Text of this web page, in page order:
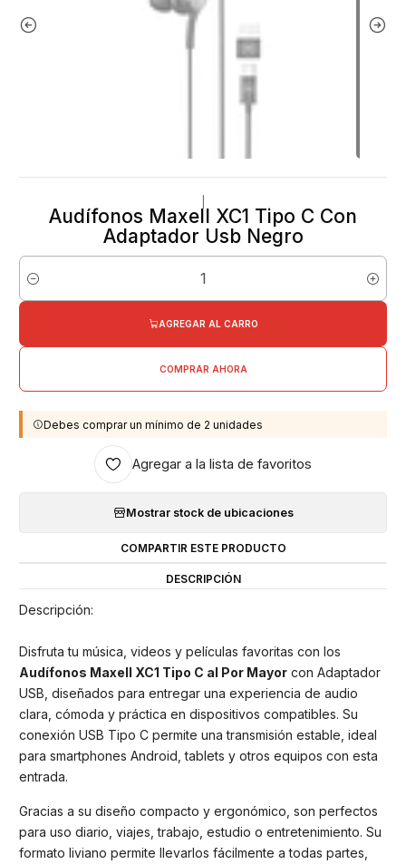
Audífonos Maxell XC1 Tipo C Con
Adaptador Usb Negro
Cantidad
AGREGAR AL CARRO
COMPRAR AHORA
Debes comprar un mínimo de 2 unidades
Agregar a la lista de favoritos
Mostrar stock de ubicaciones
COMPARTIR ESTE PRODUCTO
DESCRIPCIÓN
Descripción:
Disfruta tu música, videos y películas favoritas con los
Audífonos Maxell XC1 Tipo C al Por Mayor con Adaptador
USB, diseñados para entregar una experiencia de audio
clara, cómoda y práctica en dispositivos compatibles. Su
conexión USB Tipo C permite una transmisión estable, ideal
para smartphones Android, tablets y otros equipos con esta
entrada.
Gracias a su diseño compacto y ergonómico, son perfectos
para uso diario, viajes, trabajo, estudio o entretenimiento. Su
formato liviano permite llevarlos fácilmente a todas partes,